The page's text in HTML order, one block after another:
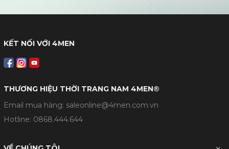
KẾT NỐI VỚI 4MEN
THƯƠNG HIỆU THỜI TRANG NAM 4MEN®
Email mua hàng: saleonline@4men.com.vn
Hotline: 0868.444.644